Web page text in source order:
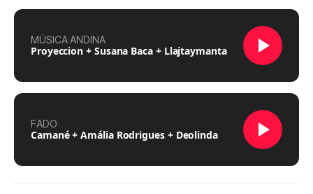
MÚSICA ANDINA
Proyeccion + Susana Baca + Llajtaymanta
FADO
Camané + Amália Rodrigues + Deolinda